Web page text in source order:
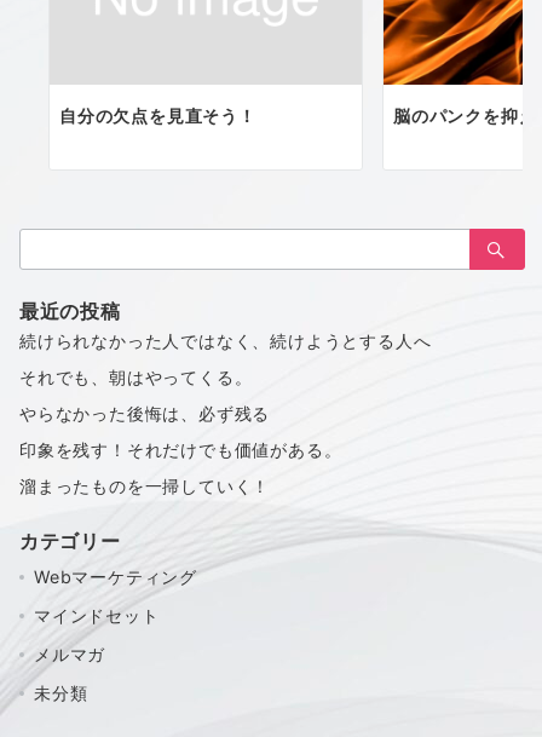
自分の欠点を見直そう！ 脳のパンクを抑え
索：
最近の投稿
続けられなかった人ではなく、続けようとする人へ
それでも、朝はやってくる。
やらなかった後悔は、必ず残る
印象を残す！それだけでも価値がある。
溜まったものを一掃していく！
カテゴリー
Webマーケティング
マインドセット
メルマガ
未分類